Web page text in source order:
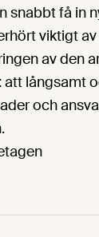
snabbt få in
viktigt
av den
långsamt
och